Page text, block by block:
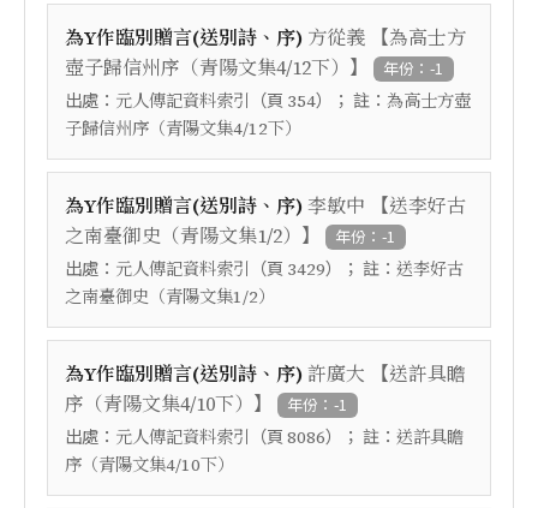
為Y作臨別贈言(送別詩、序) 方從義 【為高士方
壺子歸信州序（青陽文集4/12下） 】 年份：-1
出處： 元人傳記資料索引 （頁 354）； 註： 為高士方壺
子歸信州序（青陽文集4/12下）
為Y作臨別贈言(送別詩、序) 李敏中 【送李好古
之南臺御史（青陽文集1/2） 】 年份：-1
出處： 元人傳記資料索引 （頁 3429）； 註： 送李好古
之南臺御史（青陽文集1/2）
為Y作臨別贈言(送別詩、序)許廣大 【送許具瞻
序（青陽文集4/10下） 】 年份：-1
出處： 元人傳記資料索引 （頁 8086）； 註： 送許具瞻
序（青陽文集4/10下）